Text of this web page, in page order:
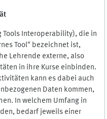
Interoperability), die in
Tool" bezeichnet ist,
Lehrende externe, also
in ihre Kurse einbinden.
kann es dabei auch
Daten kommen,
In welchem Umfang in
bedarf jeweils einer